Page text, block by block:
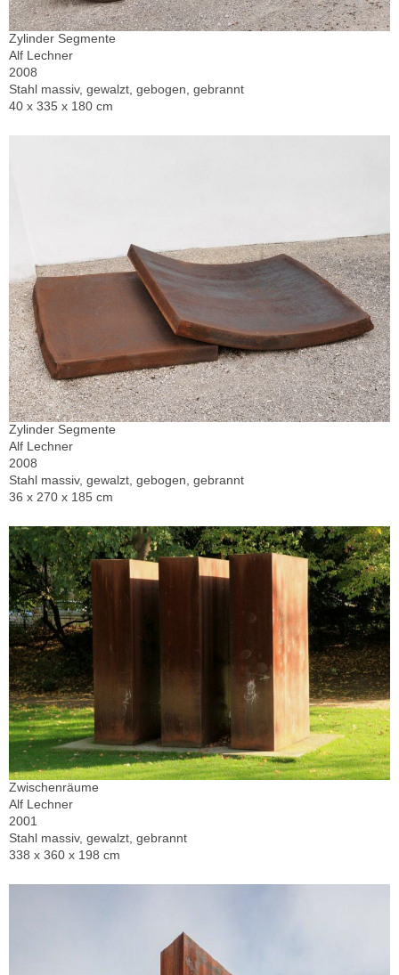
Zylinder Segmente
Alf Lechner
2008
Stahl massiv, gewalzt, gebogen, gebrannt
40 x 335 x 180 cm
Zylinder Segmente
Alf Lechner
2008
Stahl massiv, gewalzt, gebogen, gebrannt
36 x 270 x 185 cm
Zwischenräume
Alf Lechner
2001
Stahl massiv, gewalzt, gebrannt
338 x 360 x 198 cm